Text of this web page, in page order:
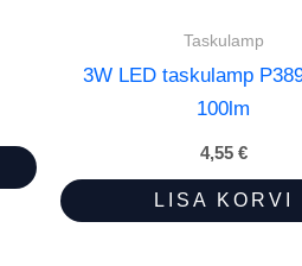
Taskulamp
3W LED taskulamp
100lm
4,55 €
LISA KORVI